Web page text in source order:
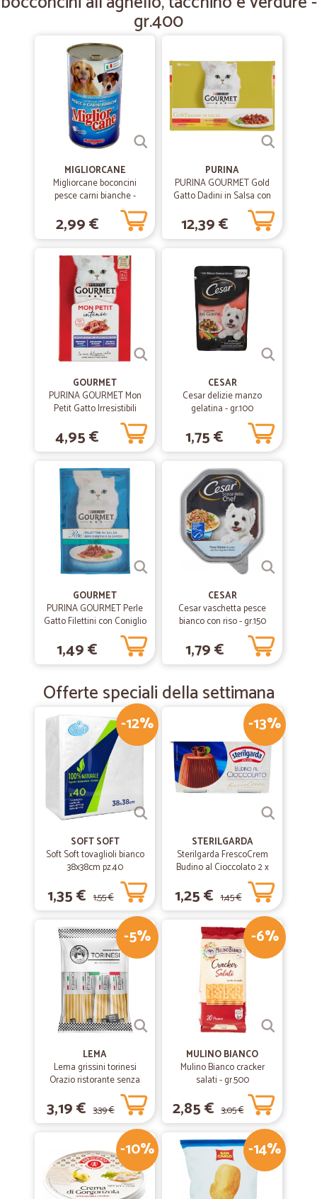
di utilizzare ancora questo servizio, soprattutto se troverò anche
alcuni prodotti per il bucato che generalmente utilizzo ma che ancora
gr.400
MIGLIORCANE
Migliorcane boconcini
pesce carni bianche -
2,99 €
PURINA
PURINA GOURMET Gold
Gatto Dadini in Salsa con
Manzo, Salmone, Anatra,
Pollo Lattina 12x85 gr.
12,39 €
GOURMET
PURINA GOURMET Mon
Petit Gatto Irresistibili
Ricette con Pesce (Tonno,
Salmone, Trota) Busta
6x50 gr.
4,95 €
CESAR
Cesar delizie manzo
gelatina - gr.100
1,75 €
GOURMET
PURINA GOURMET Perle
Gatto Filettini con Coniglio
1,49 €
CESAR
Cesar vaschetta pesce
bianco con riso - gr.150
1,79 €
Offerte speciali della settimana
-12%
SOFT SOFT
Soft Soft tovaglioli bianco
38x38cm pz.40
1,35 € 1,55 €
-13%
STERILGARDA
Sterilgarda FrescoCrem
Budino al Cioccolato 2 x
1,25 € 1,45 €
-5%
LEMA
Lema grissini torinesi
Orazio ristorante senza
olio di palma x30 gr.450
3,19 € 3,39 €
-6%
MULINO BIANCO
Mulino Bianco cracker
salati - gr.500
2,85 € 3,05 €
-10% -14%